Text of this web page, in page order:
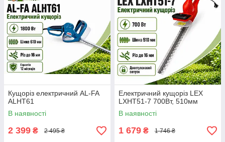
Кущоріз електричний AL-FA
ALHT61
В наявності
2 399 ₴ 2 495 ₴
Електричний кущоріз LEX
LXHT51-7 700Вт, 510мм
В наявності
1 679 ₴ 1 746 ₴